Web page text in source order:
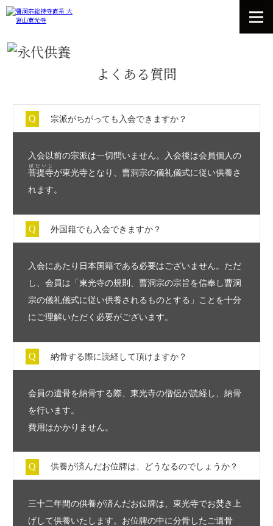
よくある質問
宗派がちがっても入会できますか？
入会以前の宗派は一切問いません。入会後は会員個人の
菩提寺
ぼだいじ
が東光寺となり、曹洞宗の儀礼儀式に従い供養さ
れます。
外国籍でも入会できますか？
入会にあたり日本国籍である必要はございません。ただ
し、会員は「東光寺の規則、曹洞宗の宗旨を信奉し曹洞
宗の儀礼儀式に従い供養されるものとする」ことを十分
にご理解いただく必要がございます。
納骨する際に読経して頂けますか？
会員の遺骨を納骨する際、東光寺の僧侶が読経し、納骨
を行います。
費用はかかりません。
供養が済んだお位牌は、どうなるのでしょうか？
三十二年間の供養が済んだお位牌は、東光寺でお焚き上
げして供養いたします。お位牌の中に分骨したご遺骨